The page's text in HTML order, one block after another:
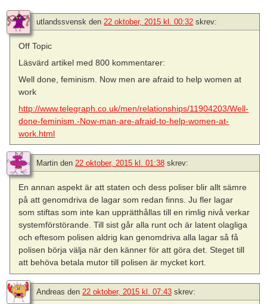
utlandssvensk den 22 oktober, 2015 kl. 00:32 skrev:
Off Topic
Läsvärd artikel med 800 kommentarer:
Well done, feminism. Now men are afraid to help women at
work
http://www.telegraph.co.uk/men/relationships/11904203/Well-
done-feminism.-Now-man-are-afraid-to-help-women-at-
work.html
Martin den 22 oktober, 2015 kl. 01:38 skrev:
En annan aspekt är att staten och dess poliser blir allt sämre
på att genomdriva de lagar som redan finns. Ju fler lagar
som stiftas som inte kan upprätthållas till en rimlig nivå verkar
systemförstörande. Till sist går alla runt och är latent olagliga
och eftesom polisen aldrig kan genomdriva alla lagar så få
polisen börja välja när den känner för att göra det. Steget till
att behöva betala mutor till polisen är mycket kort.
Andreas den 22 oktober, 2015 kl. 07:43 skrev: